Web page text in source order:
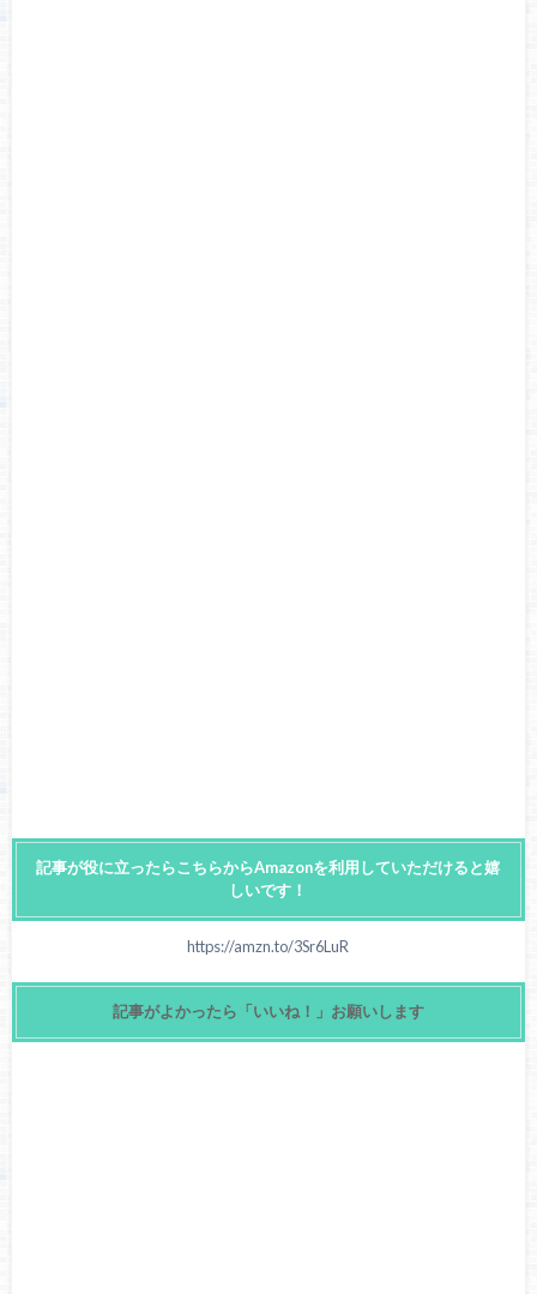
記事が役に立ったらこちらからAmazonを利用していただけると嬉
しいです！
https://amzn.to/3Sr6LuR
記事がよかったら「いいね！」お願いします